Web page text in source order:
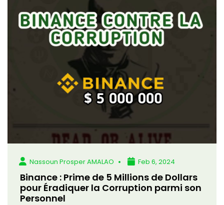
Nassoun Prosper AMALAO Feb 6, 2024
Binance : Prime de 5 Millions de Dollars
pour Éradiquer la Corruption parmi son
Personnel